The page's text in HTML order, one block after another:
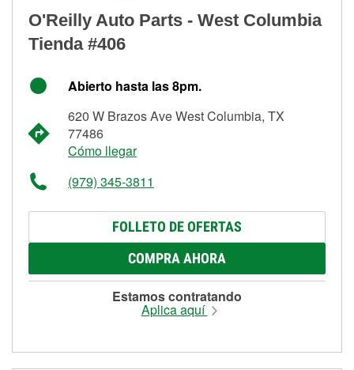
O'Reilly Auto Parts - West Columbia
Tienda #406
Abierto hasta las 8pm.
620 W Brazos Ave West Columbia, TX
77486
Cómo llegar
(979) 345-3811
FOLLETO DE OFERTAS
COMPRA AHORA
Estamos contratando
Aplica aquí